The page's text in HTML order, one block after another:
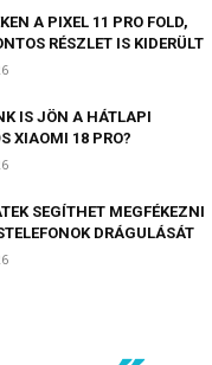
A PIXEL 11 PRO FOLD,
RÉSZLET IS KIDERÜLT
IS JÖN A HÁTLAPI
XIAOMI 18 PRO?
SEGÍTHET MEGFÉKEZNI
DRÁGULÁSÁT